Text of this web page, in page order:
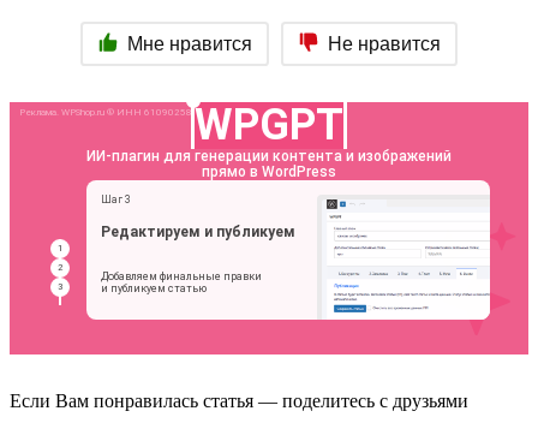
Мне нравится Не нравится
Если Вам понравилась статья — поделитесь с друзьями